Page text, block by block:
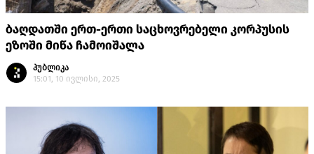
ბაღდათში ერთ-ერთი საცხოვრებელი კორპუსის
ეზოში მიწა ჩამოიშალა
პუბლიკა
15:01, 10 ივლისი, 2025